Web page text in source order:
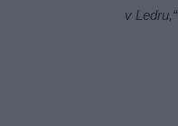
v Ledru,“